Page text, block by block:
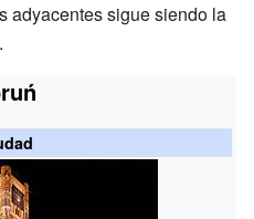
adyacentes sigue siendo la